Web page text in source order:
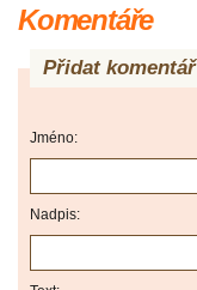
Komentáře
Přidat komentář
Jméno:
Nadpis: